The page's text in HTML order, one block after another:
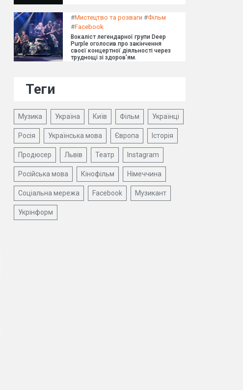
#Мистецтво та розваги #Фільм
#Facebook
Вокаліст легендарної групи Deep
Purple оголосив про закінчення
своєї концертної діяльності через
труднощі зі здоров'ям.
Теги
Музика Україна Київ Фільм Українці
Росія Українська мова Європа Історія
Продюсер Львів Театр Instagram
Російська мова Кінофільм Німеччина
Соціальна мережа Facebook Музикант
Укрінформ